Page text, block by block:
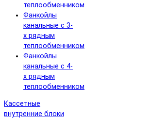
теплообменником
Фанкойлы
канальные с 3-
х рядным
теплообменником
Фанкойлы
канальные с 4-
х рядным
теплообменником
Кассетные
внутренние блоки